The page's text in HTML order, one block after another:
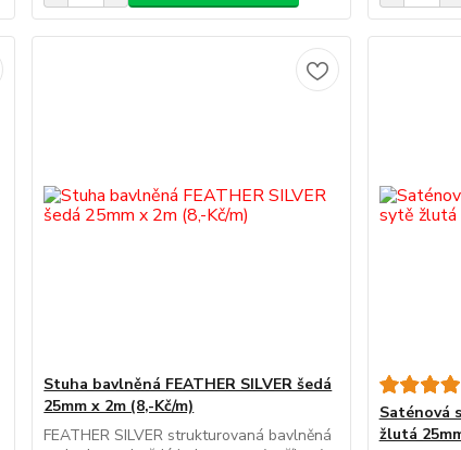
Stuha bavlněná FEATHER SILVER šedá
25mm x 2m (8,-Kč/m)
FEATHER SILVER strukturovaná bavlněná
Saténová
žlutá